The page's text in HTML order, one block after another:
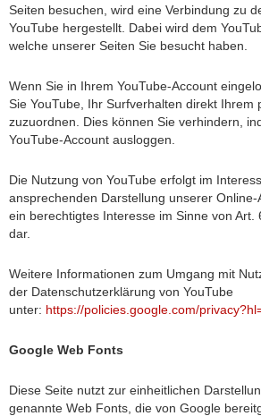
Seiten besuchen, wird eine Verbindung zu
YouTube hergestellt. Dabei wird dem
welche unserer Seiten Sie besucht haben.
Wenn Sie in Ihrem YouTube-Account
Sie YouTube, Ihr Surfverhalten direkt Ihrem
zuzuordnen. Dies können Sie verhindern,
YouTube-Account ausloggen.
Die Nutzung von YouTube erfolgt im
ansprechenden Darstellung unserer
ein berechtigtes Interesse im Sinne von Art.
dar.
Weitere Informationen zum Umgang mit
der Datenschutzerklärung von YouTube
unter: https://policies.google.com/
Google Web Fonts
Diese Seite nutzt zur einheitlichen
genannte Web Fonts, die von Google